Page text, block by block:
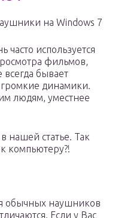
на Windows 7
используется
фильмов,
бывает
громкие динамики.
людям, уместнее
нашей статье. Так
компьютеру?!
обычных наушников
Если у Вас